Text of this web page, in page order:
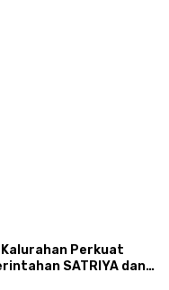
Perkuat
SATRIYA dan